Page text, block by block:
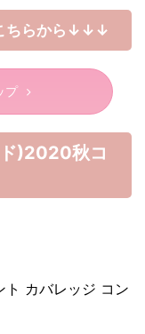
ちらから↓↓↓
プ
)2020秋コ
ト カバレッジ コン